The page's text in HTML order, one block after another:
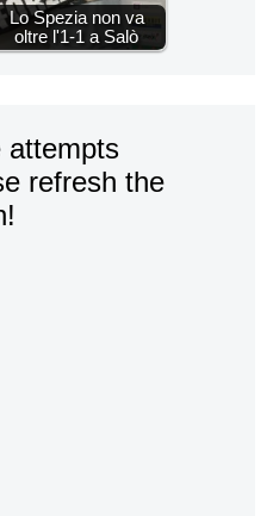
Lo Spezia non va
oltre l'1-1 a Salò